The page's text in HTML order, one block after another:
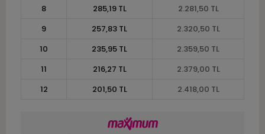
8
285,19 TL
2.281,50 TL
9
257,83 TL
2.320,50 TL
10
235,95 TL
2.359,50 TL
11
216,27 TL
2.379,00 TL
12
201,50 TL 2.418,00 TL